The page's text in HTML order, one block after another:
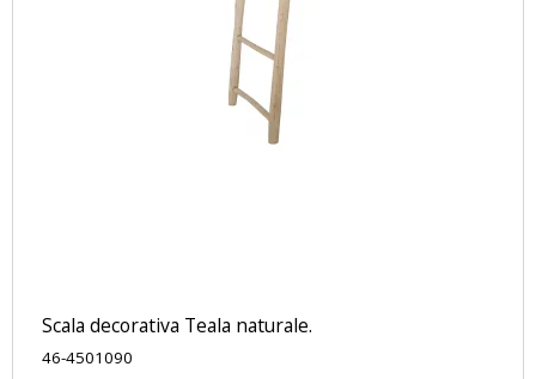
Scala decorativa Teala naturale.
46-4501090